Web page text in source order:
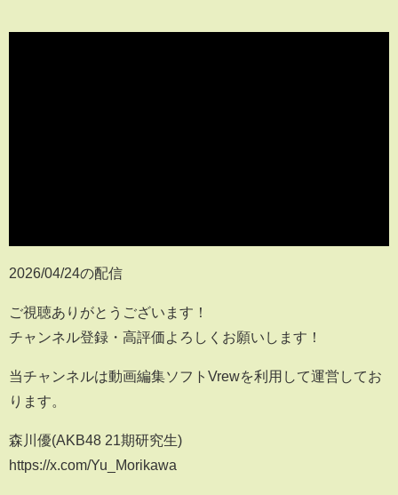
2026/04/24の配信
ご視聴ありがとうございます！
チャンネル登録・高評価よろしくお願いします！
当チャンネルは動画編集ソフトVrewを利用して運営してお
ります。
森川優(AKB48 21期研究生)
https://x.com/Yu_Morikawa